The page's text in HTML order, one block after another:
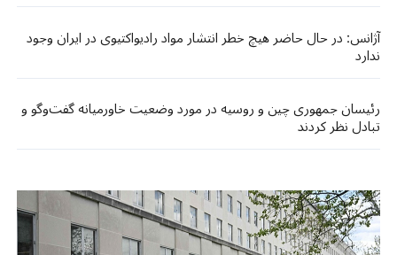
آژانس: در حال حاضر هیچ خطر انتشار مواد رادیواکتیوی در ایران وجود
ندارد
رئیسان جمهوری چین و روسیه در مورد وضعیت خاورمیانه گفت‌وگو و
تبادل نظر کردند